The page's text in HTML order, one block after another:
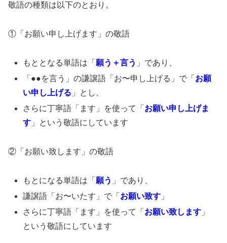
敬語の種類は以下のとおり。
①「お願い申し上げます」の敬語
もととなる単語は「 願う＋言う 」であり、
「●●を言う」の謙譲語「お〜申し上げる」で「 お願
い申し上げる 」とし、
さらに丁寧語「ます」を使って「 お願い申し上げま
す 」という敬語にしています
②「お願い致します」の敬語
もとになる単語は「 願う 」であり、
謙譲語「お〜いたす」で「 お願い致す 」
さらに丁寧語「ます」を使って「 お願い致します 」
という敬語にしています